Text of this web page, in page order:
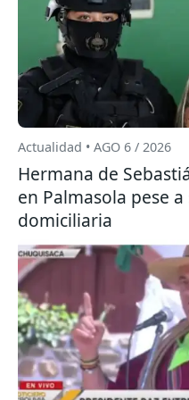
Actualidad • AGO 6 / 2026
Hermana de
en Palmasola pese
domiciliaria